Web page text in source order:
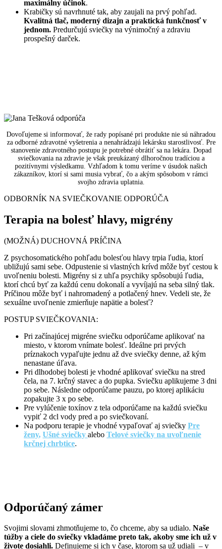
maximálny účinok.
Krabičky sú navrhnuté tak, aby zaujali na prvý pohľad.
Kvalitná tlač, moderný dizajn a praktická funkčnosť v
jednom. Predurčujú sviečky na výnimočný a zdraviu
prospešný darček.
Dovoľujeme si informovať, že rady popísané pri produkte nie sú náhradou
za odborné zdravotné vyšetrenia a nenahrádzajú lekársku starostlivosť. Pre
stanovenie zdravotného postupu je potrebné obrátiť sa na lekára. Dopad
sviečkovania na zdravie je však preukázaný dlhoročnou tradíciou a
pozitívnymi výsledkamu. Vzhľadom k tomu veríme v úsudok našich
zákazníkov, ktorí si sami musia vybrať, čo a akým spôsobom v rámci
svojho zdravia uplatnia.
ODBORNÍK NA SVIEČKOVANIE ODPORÚČA
Terapia na bolesť hlavy, migrény
(MOŽNÁ) DUCHOVNÁ PRÍČINA
Z psychosomatického pohľadu bolesťou hlavy trpia ľudia, ktorí
ubližujú sami sebe. Odpustenie si vlastných krívd môže byť cestou k
uvoľneniu bolesti. Migrény si z uhľa psychiky spôsobujú ľudia,
ktorí chcú byť za každú cenu dokonalí a vyvíjajú na seba silný tlak.
Príčinou môže byť i nahromadený a potlačený hnev. Vedeli ste, že
sexuálne uvoľnenie zmierňuje napätie a bolesť?
POSTUP SVIEČKOVANIA:
Pri začínajúcej migréne sviečku odporúčame aplikovať na
miesto, v ktorom vnímate bolesť. Ideálne pri prvých
príznakoch vypaľujte jednu až dve sviečky denne, až kým
nenastane úľava.
Pri dlhodobej bolesti je vhodné aplikovať sviečku na stred
čela, na 7. krčný stavec a do pupka. Sviečku aplikujeme 3 dni
po sebe. Následne odporúčame pauzu, po ktorej aplikáciu
zopakujte 3 x po sebe.
Pre vylúčenie toxínov z tela odporúčame na každú sviečku
vypiť 2 dcl vody pred a po sviečkovaní.
Na podporu terapie je vhodné vypaľovať aj sviečky Pre
ženy, Ušné sviečky alebo Telové sviečky na uvoľnenie
krčnej chrbtice.
Odporúčaný zámer
Svojimi slovami zhmotňujeme to, čo chceme, aby sa udialo. Naše
túžby a ciele do sviečky vkladáme preto tak, akoby sme ich už v
živote dosiahli. Definujeme si ich v čase, ktorom sa už udiali – v